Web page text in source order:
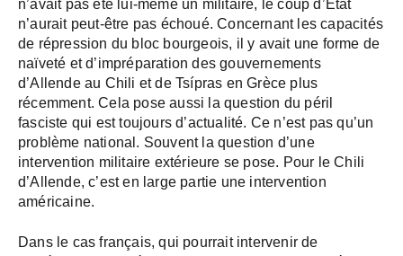
n’avait pas été lui-même un militaire, le coup d’État
n’aurait peut-être pas échoué. Concernant les capacités
de répression du bloc bourgeois, il y avait une forme de
naïveté et d’impréparation des gouvernements
d’Allende au Chili et de Tsípras en Grèce plus
récemment. Cela pose aussi la question du péril
fasciste qui est toujours d’actualité. Ce n’est pas qu’un
problème national. Souvent la question d’une
intervention militaire extérieure se pose. Pour le Chili
d’Allende, c’est en large partie une intervention
américaine.
Dans le cas français, qui pourrait intervenir de